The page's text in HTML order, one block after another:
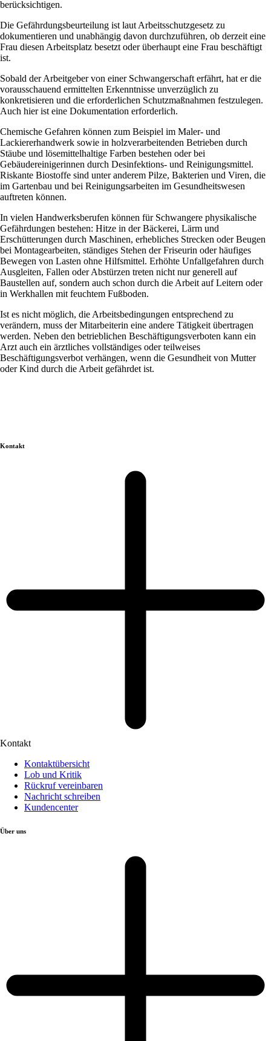
berücksichtigen.
Die Gefährdungsbeurteilung ist laut Arbeitsschutzgesetz zu
dokumentieren und unabhängig davon durchzuführen, ob derzeit eine
Frau diesen Arbeitsplatz besetzt oder überhaupt eine Frau beschäftigt
ist.
Sobald der Arbeitgeber von einer Schwangerschaft erfährt, hat er die
vorausschauend ermittelten Erkenntnisse unverzüglich zu
konkretisieren und die erforderlichen Schutzmaßnahmen festzulegen.
Auch hier ist eine Dokumentation erforderlich.
Chemische Gefahren können zum Beispiel im Maler- und
Lackiererhandwerk sowie in holzverarbeitenden Betrieben durch
Stäube und lösemittelhaltige Farben bestehen oder bei
Gebäudereinigerinnen durch Desinfektions- und Reinigungsmittel.
Riskante Biostoffe sind unter anderem Pilze, Bakterien und Viren, die
im Gartenbau und bei Reinigungsarbeiten im Gesundheitswesen
auftreten können.
In vielen Handwerksberufen können für Schwangere physikalische
Gefährdungen bestehen: Hitze in der Bäckerei, Lärm und
Erschütterungen durch Maschinen, erhebliches Strecken oder Beugen
bei Montagearbeiten, ständiges Stehen der Friseurin oder häufiges
Bewegen von Lasten ohne Hilfsmittel. Erhöhte Unfallgefahren durch
Ausgleiten, Fallen oder Abstürzen treten nicht nur generell auf
Baustellen auf, sondern auch schon durch die Arbeit auf Leitern oder
in Werkhallen mit feuchtem Fußboden.
Ist es nicht möglich, die Arbeitsbedingungen entsprechend zu
verändern, muss der Mitarbeiterin eine andere Tätigkeit übertragen
werden. Neben den betrieblichen Beschäftigungsverboten kann ein
Arzt auch ein ärztliches vollständiges oder teilweises
Beschäftigungsverbot verhängen, wenn die Gesundheit von Mutter
oder Kind durch die Arbeit gefährdet ist.
Kontakt
Kontakt
Kontaktübersicht
Lob und Kritik
Rückruf vereinbaren
Nachricht schreiben
Kundencenter
Über uns